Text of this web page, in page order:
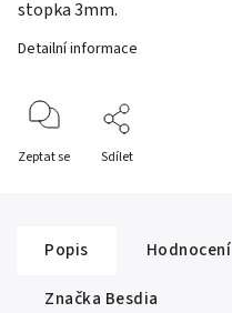
stopka 3mm.
Detailní informace
Zeptat se Sdílet
Popis Hodnocení
Značka Besdia